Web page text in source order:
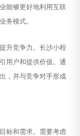
能够更好地利用互联
务模式。
升竞争力。长沙小程
用户和提供价值。通
，并与竞争对手形成
标和需求。需要考虑